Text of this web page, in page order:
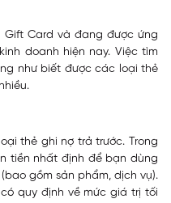
Card và đang được ứng
doanh hiện nay. Việc tìm
như biết được các loại thẻ
thẻ ghi nợ trả trước. Trong
tiền nhất định để bạn dùng
gồm sản phẩm, dịch vụ).
quy định về mức giá trị tối